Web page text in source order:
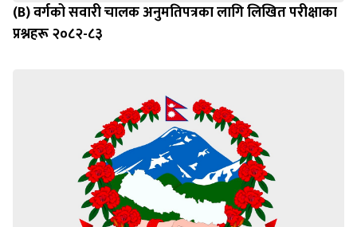
(B) वर्गको सवारी चालक अनुमतिपत्रका लागि लिखित परीक्षाका
प्रश्नहरू २०८२-८३